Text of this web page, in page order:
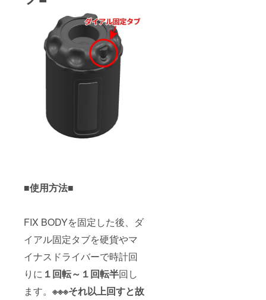
■使用方法■
FIX BODYを固定した後、ダ
イアル固定タブを硬貨やマ
イナスドライバーで時計回
りに １回転～１回転半回し
ます。 ※※※それ以上回すと故